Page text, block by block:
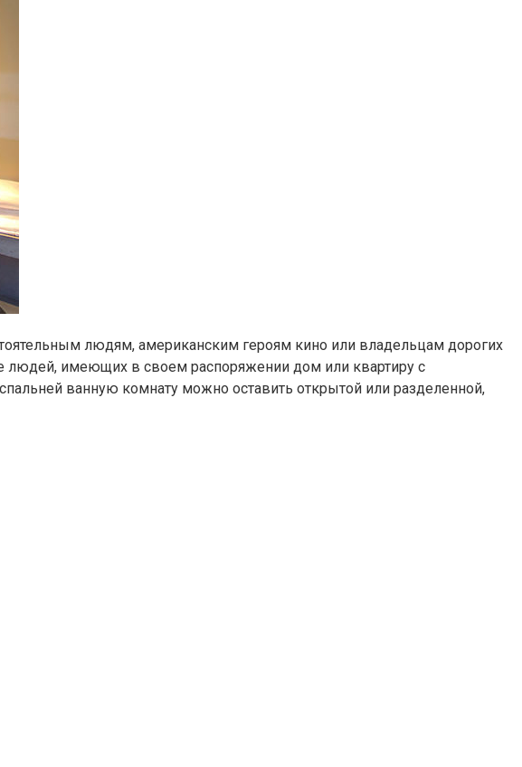
людям, американским героям кино или владельцам дорогих
людей, имеющих в своем распоряжении дом или квартиру с
ванную комнату можно оставить открытой или разделенной,